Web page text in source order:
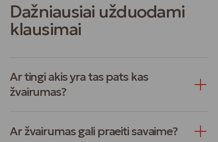
Dažniausiai užduodami
klausimai
Ar tingi akis yra tas pats kas
žvairumas?
Ar žvairumas gali praeiti savaime?